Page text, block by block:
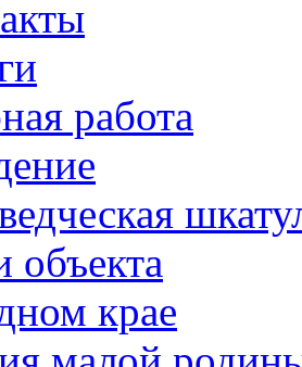
работа
крае